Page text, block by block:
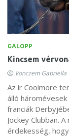
GALOPP
Kincsem
Vonczem Gabriella
Az ír Coolmore
álló
franciák
Jockey Clubban.
érdekesség,